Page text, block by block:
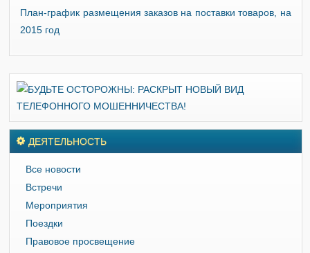
План-график размещения заказов на поставки товаров, на
2015 год
ДЕЯТЕЛЬНОСТЬ
Все новости
Встречи
Мероприятия
Поездки
Правовое просвещение